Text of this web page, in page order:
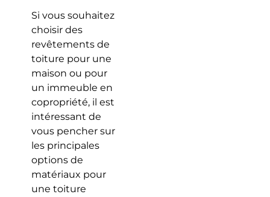
Si vous souhaitez
choisir des
revêtements de
toiture pour une
maison ou pour
un immeuble en
copropriété, il est
intéressant de
vous pencher sur
les principales
options de
matériaux pour
une toiture